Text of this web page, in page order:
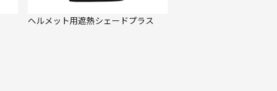
ヘルメット用遮熱シェードプラス